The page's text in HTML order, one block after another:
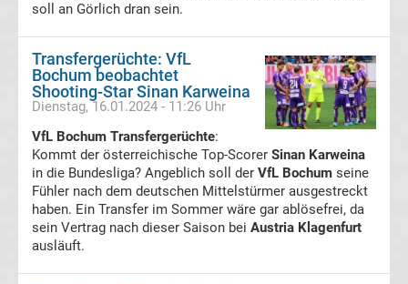
Düsseldorf
Transfergerüchte
FSV
Frankfurt
Transfergerüchte
soll an Görlich dran sein.
Transfergerüchte: VfL
Bochum beobachtet
Shooting-Star Sinan Karweina
Dienstag, 16.01.2024 - 11:26 Uhr
VfL Bochum Transfergerüchte:
Kommt der österreichische Top-Scorer Sinan Karweina
in die Bundesliga? Angeblich soll der VfL Bochum seine
Fühler nach dem deutschen Mittelstürmer ausgestreckt
haben. Ein Transfer im Sommer wäre gar ablösefrei, da
sein Vertrag nach dieser Saison bei Austria Klagenfurt
ausläuft.